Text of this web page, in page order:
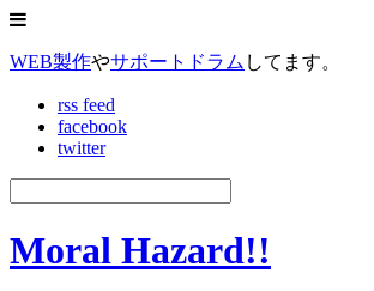
WEB製作やサポートドラム してます。
rss feed
facebook
twitter
Moral Hazard!!